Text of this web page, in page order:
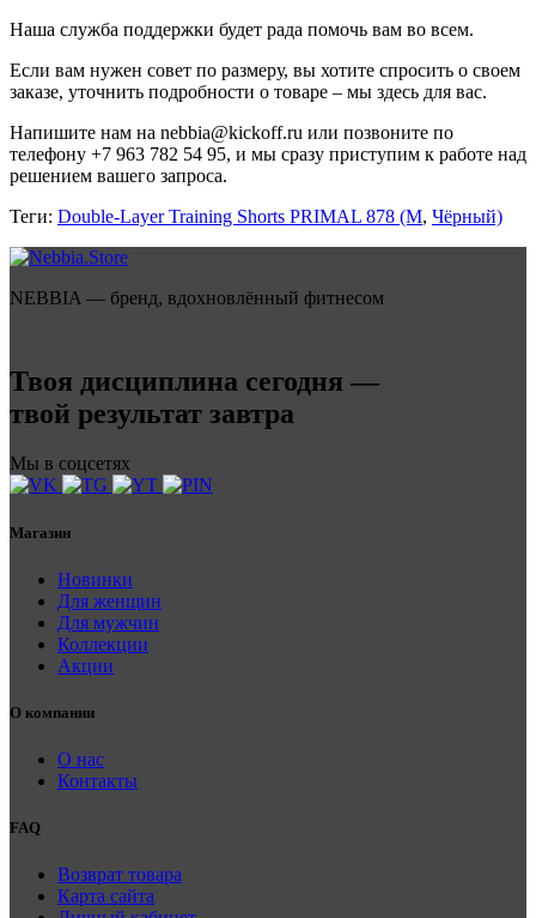
Наша служба поддержки будет рада помочь вам во всем.
Если вам нужен совет по размеру, вы хотите спросить о своем
заказе, уточнить подробности о товаре – мы здесь для вас.
Напишите нам на nebbia@kickoff.ru или позвоните по
телефону +7 963 782 54 95, и мы сразу приступим к работе над
решением вашего запроса.
Теги: Double-Layer Training Shorts PRIMAL 878 (M, Чёрный)
NEBBIA — бренд, вдохновлённый фитнесом
Твоя дисциплина сегодня —
твой результат завтра
Мы в соцсетях
Магазин
Новинки
Для женщин
Для мужчин
Коллекции
Акции
О компании
О нас
Контакты
FAQ
Возврат товара
Карта сайта